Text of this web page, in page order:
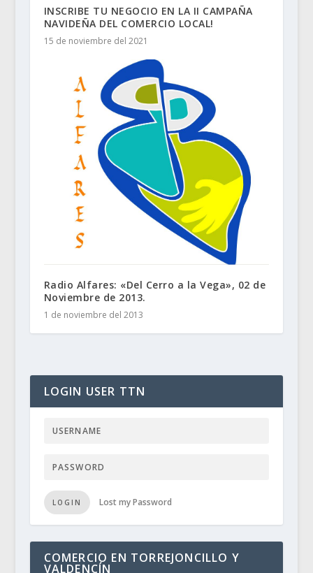
INSCRIBE TU NEGOCIO EN LA II CAMPAÑA
NAVIDEÑA DEL COMERCIO LOCAL!
15 de noviembre del 2021
Radio Alfares: «Del Cerro a la Vega», 02 de
Noviembre de 2013.
1 de noviembre del 2013
LOGIN USER TTN
LOGIN Lost my Password
COMERCIO EN TORREJONCILLO Y
VALDENCÍN